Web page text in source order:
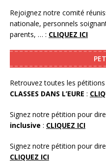
Rejoignez notre comité
nationale, personnels
parents, … : CLIQUEZ ICI
Retrouvez toutes les pétitions
CLASSES DANS L’EURE :
Signez notre pétition pour dire
inclusive : CLIQUEZ ICI
Signez notre pétition pour dire
CLIQUEZ ICI